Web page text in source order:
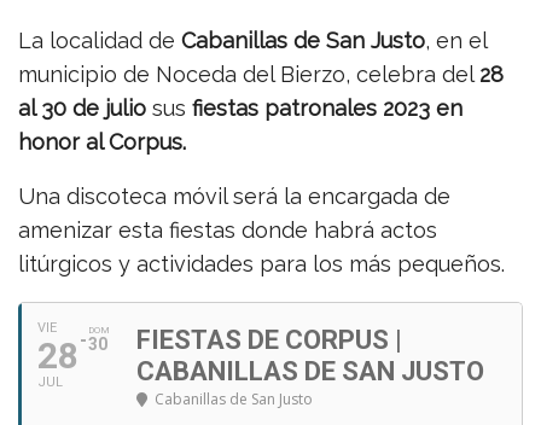
La localidad de Cabanillas de San Justo, en el
municipio de Noceda del Bierzo, celebra del 28
al 30 de julio sus fiestas patronales 2023 en
honor al Corpus.
Una discoteca móvil será la encargada de
amenizar esta fiestas donde habrá actos
litúrgicos y actividades para los más pequeños.
VIE
28
JUL
DOM
30
FIESTAS DE CORPUS |
CABANILLAS DE SAN JUSTO
Cabanillas de San Justo